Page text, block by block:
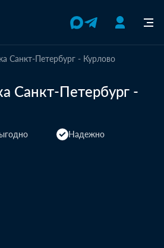
Санкт-Петербург - Курлово
Санкт-Петербург -
Надежно